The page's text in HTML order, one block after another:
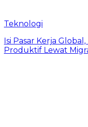
Teknologi
​Isi Pasar Kerja
Produktif Lewat